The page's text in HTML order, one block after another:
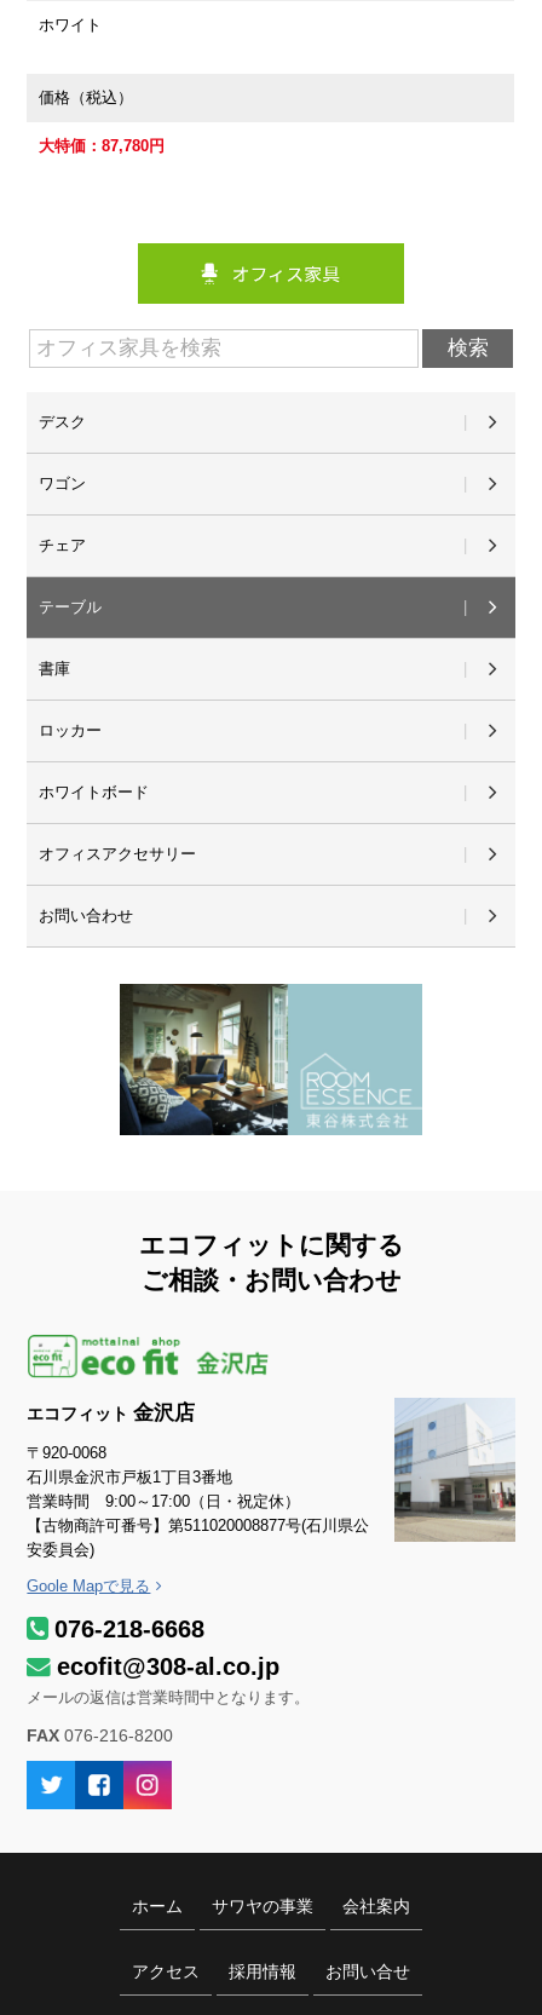
ホワイト
価格（税込）
大特価：87,780円
デスク
ワゴン
チェア
テーブル
書庫
ロッカー
ホワイトボード
オフィスアクセサリー
お問い合わせ
エコフィットに関する
ご相談・お問い合わせ
エコフィット金沢店
〒920-0068
石川県金沢市戸板1丁目3番地
営業時間 9:00～17:00（日・祝定休）
【古物商許可番号】第511020008877号(石川県公
安委員会)
Goole Mapで見る
076-218-6668
ecofit@308-al.co.jp
メールの返信は営業時間中となります。
FAX 076-216-8200
ホーム サワヤの事業 会社案内
アクセス 採用情報 お問い合せ